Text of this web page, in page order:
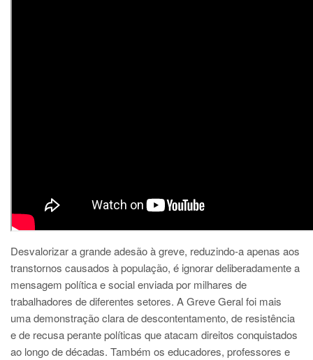
Desvalorizar a grande adesão à greve, reduzindo-a apenas aos
transtornos causados à população, é ignorar deliberadamente a
mensagem política e social enviada por milhares de
trabalhadores de diferentes setores. A Greve Geral foi mais
uma demonstração clara de descontentamento, de resistência
e de recusa perante políticas que atacam direitos conquistados
ao longo de décadas. Também os educadores, professores e